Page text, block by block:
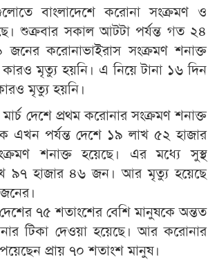
বাংলাদেশে করোনা সংক্রমণ ও
শুক্রবার সকাল আটটা পর্যন্ত গত ২৪
জনের করোনাভাইরাস সংক্রমণ শনাক্ত
মৃত্যু হয়নি। এ নিয়ে টানা ১৬ দিন
মৃত্যু হয়নি।
দেশে প্রথম করোনার সংক্রমণ শনাক্ত
এখন পর্যন্ত দেশে ১৯ লাখ ৫২ হাজার
শনাক্ত হয়েছে। এর মধ্যে সুস্থ
৯৭ হাজার ৪৬ জন। আর মৃত্যু হয়েছে
৭৫ শতাংশের বেশি মানুষকে অন্তত
টিকা দেওয়া হয়েছে। আর করোনার
প্রায় ৭০ শতাংশ মানুষ।